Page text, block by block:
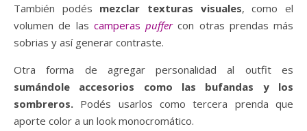
También podés mezclar texturas visuales, como el
volumen de las camperas puffercon otras prendas más
sobrias y así generar contraste.
Otra forma de agregar personalidad al outfit es
sumándole accesorios como las bufandas y los
sombreros. Podés usarlos como tercera prenda que
aporte color a un look monocromático.